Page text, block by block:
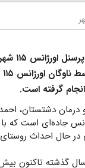
فرماندار
گرفته است.
دشتستان، احمد
۱۰ پایگاه اورژانس جاده‌ای
پایگاه اورژانس ۱۱۵ جاده‌ای در حال